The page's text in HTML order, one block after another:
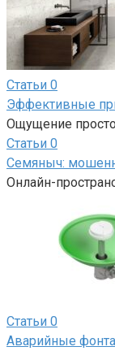
Статьи 0
Эффективные
Ощущение
Статьи 0
Семяныч:
Онлайн-
Статьи 0
Аварийные